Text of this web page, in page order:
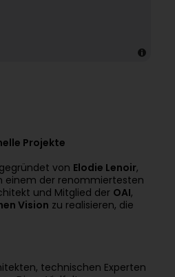
Projekte
von Elodie Lenoir,
einem der renommiertesten
und Mitglied der OAI,
Vision zu realisieren, die
technischen Experten